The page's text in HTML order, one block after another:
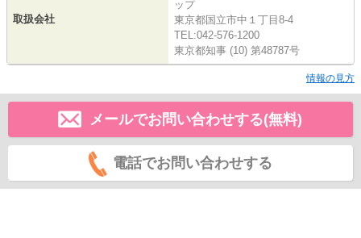
取扱会社
ップ
東京都国立市中１丁目8-4
TEL:042-576-1200
東京都知事 (10) 第48787号
情報の見方
メールでお問い合わせする(無料)
電話でお問い合わせする